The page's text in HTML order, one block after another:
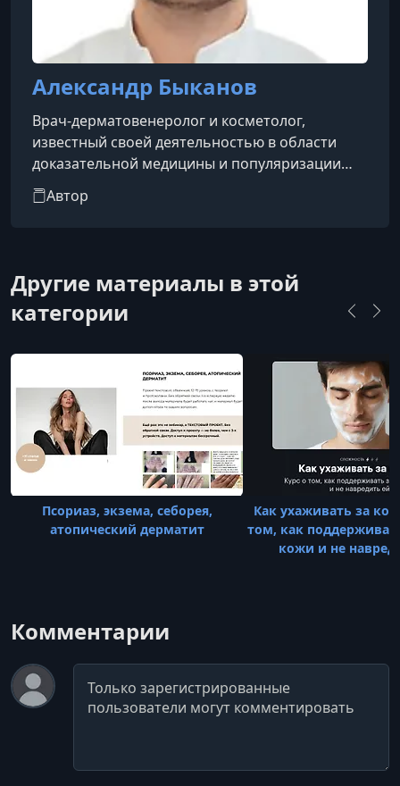
Александр Быканов
Врач-дерматовенеролог и косметолог,
известный своей деятельностью в области
доказательной медицины и популяризации
научного подхода к уходу за кожей.
Автор
Другие материалы в этой
категории
Псориаз, экзема, себорея,
атопический дерматит
Как ухаживать за
том, как
кожи и не
Комментарии
Комментарий